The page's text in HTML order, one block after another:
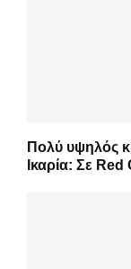
Πολύ υψηλός
Ικαρία: Σε